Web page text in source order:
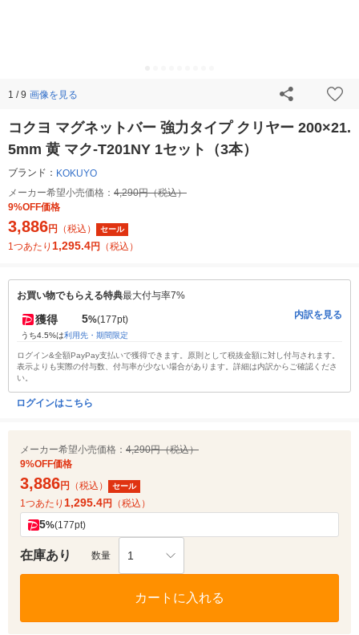
1 / 9 画像を見る
コクヨ マグネットバー 強力タイプ クリヤー 200×21.
5mm 黄 マク-T201NY 1セット（3本）
ブランド： KOKUYO
メーカー希望小売価格： 4,290円（税込）
9%OFF価格
3,886円 （税込） セール
1つあたり 1,295.4円 （税込）
お買い物でもらえる特典最大付与率7%
獲得 5%(177pt)
うち4.5%は利用先・期間限定
内訳を見る
ログイン&全額PayPay支払いで獲得できます。原則として税抜金額に対し付与されます。
表示よりも実際の付与数、付与率が少ない場合があります。詳細は内訳からご確認くださ
い。
ログインはこちら
メーカー希望小売価格： 4,290円（税込）
9%OFF価格
3,886円 （税込） セール
1つあたり 1,295.4円 （税込）
5%(177pt)
在庫あり 数量 1
カートに入れる